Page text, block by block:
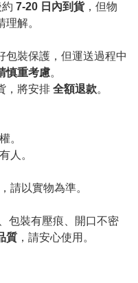
7-20 日內到貨，但物
解。
包裝保護，但運送過程中
慎重考慮。
，將安排 全額退款。
。
人。
請以實物為準。
包裝有壓痕、開口不密
質 ，請安心使用。